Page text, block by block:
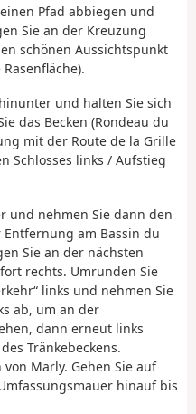
Pfad abbiegen und
Sie an der Kreuzung
schönen Aussichtspunkt
und halten Sie sich
das Becken (Rondeau du
mit der Route de la Grille
Schlosses links / Aufstieg
und nehmen Sie dann den
am Bassin du
Sie an der nächsten
rechts. Umrunden Sie
links und nehmen Sie
ab, um an der
dann erneut links
Tränkebeckens.
Marly. Gehen Sie auf
hinauf bis